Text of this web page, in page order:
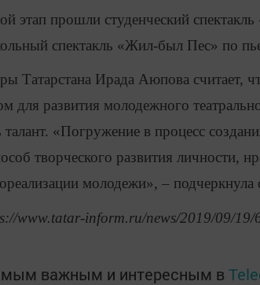
этап прошли студенческий
спектакль «Жил-был Пес» по
Татарстана Ирада Аюпова считает,
для развития молодежного
«Погружение в процесс
творческого развития личности,
молодежи», – подчеркнула
www.tatar-inform.ru/news/2019/09/19/
важным и интересным в